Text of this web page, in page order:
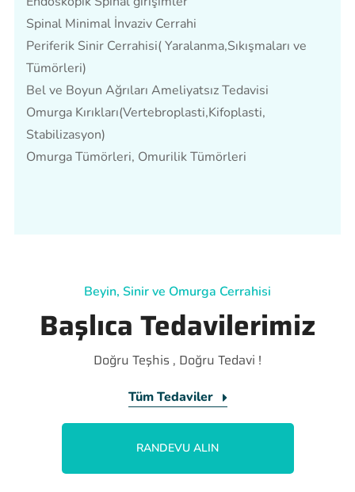
Spinal Minimal İnvaziv Cerrahi
Periferik Sinir Cerrahisi( Yaralanma,Sıkışmaları ve
Tümörleri)
Bel ve Boyun Ağrıları Ameliyatsız Tedavisi
Omurga Kırıkları(Vertebroplasti,Kifoplasti,
Stabilizasyon)
Omurga Tümörleri, Omurilik Tümörleri
Beyin, Sinir ve Omurga Cerrahisi
Başlıca Tedavilerimiz
Doğru Teşhis , Doğru Tedavi !
Tüm Tedaviler
RANDEVU ALIN